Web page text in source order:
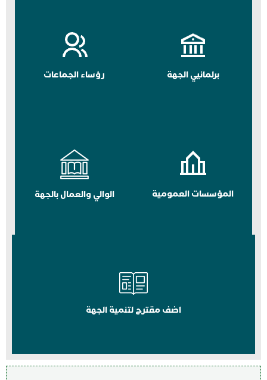
برلمانيي الجهة رؤساء الجماعات
المؤسسات العمومية الوالي والعمال بالجهة
اضف مقترح لتنمية الجهة